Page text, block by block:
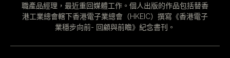
職產品經理，最近重回媒體工作。個人出版的作品包括替香
港工業總會轄下香港電子業總會（HKEIC）撰寫《香港電子
業穩步向前- 回顧與前瞻》紀念書刊。